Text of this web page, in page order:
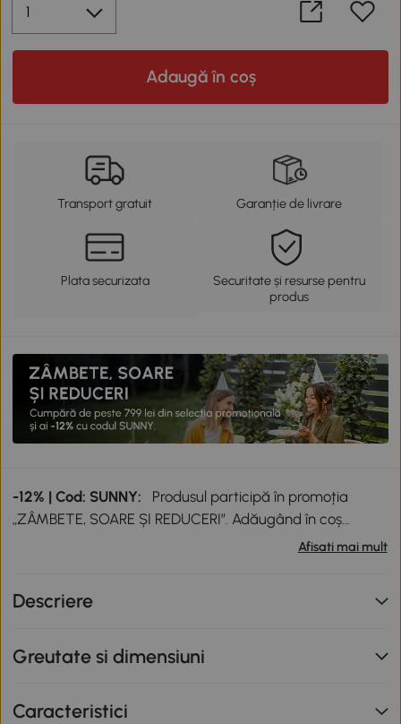
Adaugă în coș
Transport gratuit Garanție de livrare
Plata securizata
Securitate și resurse pentru
produs
-12% | Cod: SUNNY:
Produsul participă în promoția
„ZÂMBETE, SOARE ȘI REDUCERI”. Adăugând în coș
produse participante în valoare totală de peste 799 lei,
valabilă până la data de 12.08.2026.
Afisati mai mult
Descriere
Greutate si dimensiuni
Caracteristici